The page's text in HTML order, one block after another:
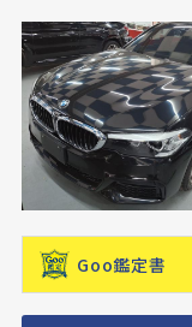
Goo鑑定書